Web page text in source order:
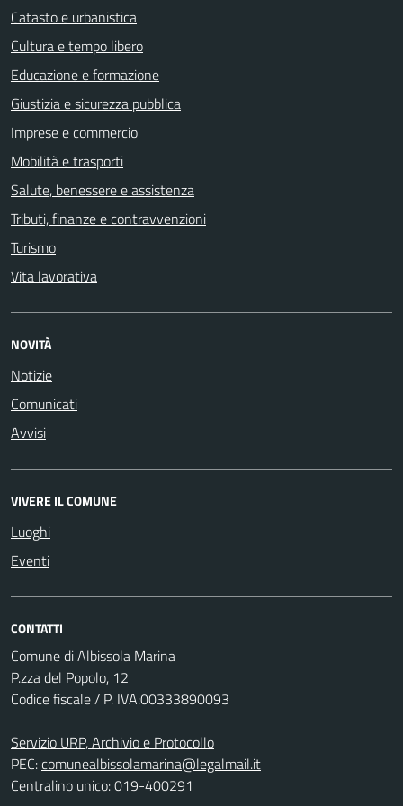
Catasto e urbanistica
Cultura e tempo libero
Educazione e formazione
Giustizia e sicurezza pubblica
Imprese e commercio
Mobilità e trasporti
Salute, benessere e assistenza
Tributi, finanze e contravvenzioni
Turismo
Vita lavorativa
NOVITÀ
Notizie
Comunicati
Avvisi
VIVERE IL COMUNE
Luoghi
Eventi
CONTATTI
Comune di Albissola Marina
P.zza del Popolo, 12
Codice fiscale / P. IVA:00333890093
Servizio URP, Archivio e Protocollo
PEC:comunealbissolamarina@legalmail.it
Centralino unico: 019-400291